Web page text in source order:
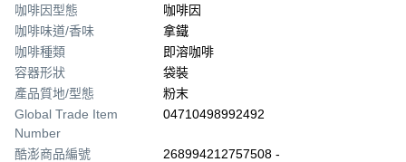
咖啡因型態
咖啡因
咖啡味道/香味
拿鐵
咖啡種類
即溶咖啡
容器形狀
袋裝
產品質地/型態
粉末
Global Trade Item
Number
04710498992492
酷澎商品編號
268994212757508 -